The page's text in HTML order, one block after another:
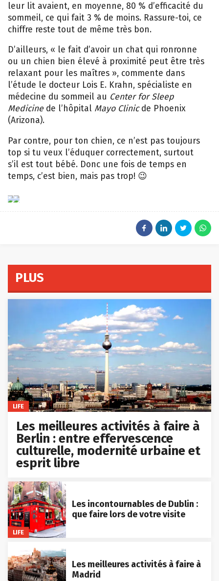
leur lit avaient, en moyenne, 80 % d’efficacité du
sommeil, ce qui fait 3 % de moins. Rassure-toi, ce
chiffre reste tout de même très bon.
D’ailleurs, « le fait d’avoir un chat qui ronronne
ou un chien bien élevé à proximité peut être très
relaxant pour les maîtres », commente dans
l’étude le docteur Lois E. Krahn, spécialiste en
médecine du sommeil au Center for Sleep
Medicine de l’hôpital Mayo Clinicde Phoenix
(Arizona).
Par contre, pour ton chien, ce n’est pas toujours
top si tu veux l’éduquer correctement, surtout
s’il est tout bébé. Donc une fois de temps en
temps, c’est bien, mais pas trop! 😉
epa
PLUS
LIFE
Les meilleures activités à faire à
Berlin : entre effervescence
culturelle, modernité urbaine et
esprit libre
LIFE
Les incontournables de Dublin :
que faire lors de votre visite
Les meilleures activités à faire à
Madrid